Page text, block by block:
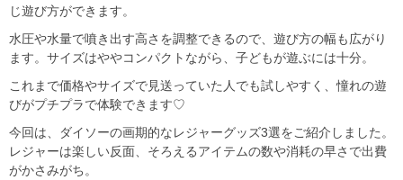
じ遊び方ができます。
水圧や水量で噴き出す高さを調整できるので、遊び方の幅も広がり
ます。サイズはややコンパクトながら、子どもが遊ぶには十分。
これまで価格やサイズで見送っていた人でも試しやすく、憧れの遊
びがプチプラで体験できます♡
今回は、ダイソーの画期的なレジャーグッズ3選をご紹介しました。
レジャーは楽しい反面、そろえるアイテムの数や消耗の早さで出費
がかさみがち。